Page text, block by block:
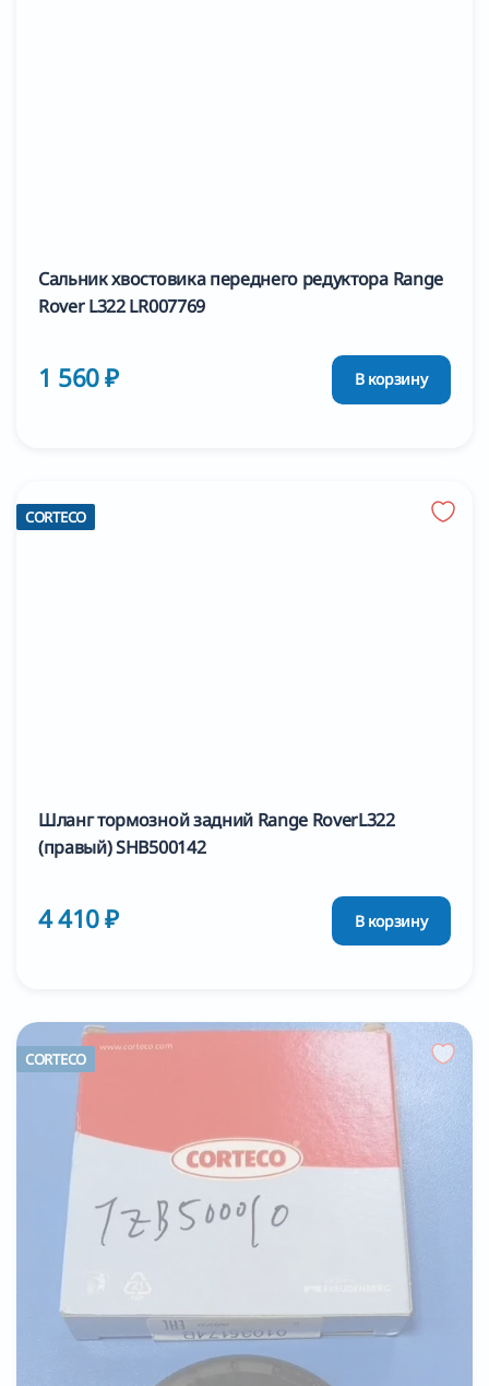
Сальник хвостовика переднего редуктора Range
Rover L322 LR007769
1 560 ₽ В корзину
CORTECO
Шланг тормозной задний Range RoverL322
(правый) SHB500142
4 410 ₽ В корзину
CORTECO